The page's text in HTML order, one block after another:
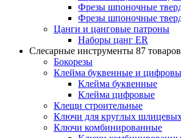
Фрезы шпоночные
Фрезы шпоночные
Цанги и цанговые патроны
Наборы цанг ER
Слесарные инструменты 87 товаров
Бокорезы
Клейма буквенные и
Клейма буквенные
Клейма цифровые
Клещи строительные
Ключи для круглых
Ключи комбинированные